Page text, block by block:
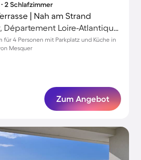
2 Schlafzimmer
| Nah am Strand
Piriac-sur-Mer, Département Loire-Atlantique, Frankreich
4 Personen mit Parkplatz und Küche in
Mesquer
Zum Angebot